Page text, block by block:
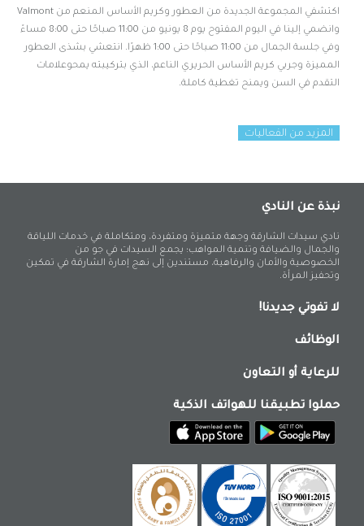
اكتشفي المجموعة الجديدة من العطور وكريم الأساس المنعم من Valmont
وانضمي إلينا في اليوم المفتوح يوم 8 يونيو من 11:00 صباحًا حتى 8:00 مساءً
وفي جلسة الجمال من 11:00 صباحًا حتى 1:00 ظهرًا. انتعشي بشذى العطور
المميزة وجربي كريم الأساس الحريري الناعم، الذي بتركيبته يمحوعلامات
التقدم في السن ويمنح تغطية كاملة.
المزيد من الفعاليات
نبذة عن النادي
نادي سيدات الشارقة وجهة متميزة ومتفردة، ومتكاملة في خدمات اللياقة
والجمال والضيافة وتنمية المواهب؛ يجمع السيدات في جو من
الخصوصية والأمان والرفاهية، مستندين إلى نهج إمارة الشارقة في تمكين
وتحفيز المرأة.
لا تفوتي جديدنا!
الوظائف
للرعاية أو التعاون
حملوا تطبيقنا للهواتف الذكية